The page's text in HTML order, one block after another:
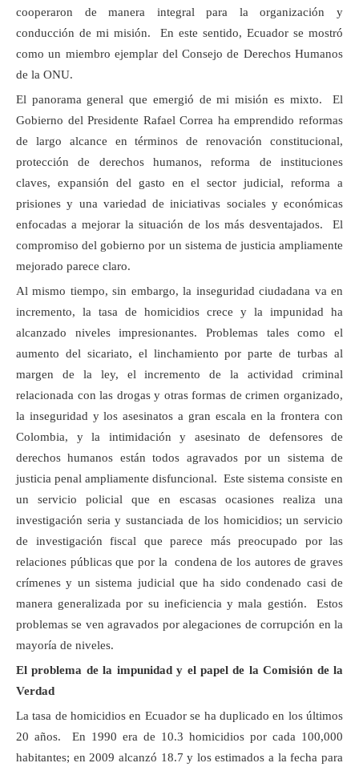
cooperaron de manera integral para la organización y
conducción de mi misión. En este sentido, Ecuador se mostró
como un miembro ejemplar del Consejo de Derechos Humanos
de la ONU.
El panorama general que emergió de mi misión es mixto. El
Gobierno del Presidente Rafael Correa ha emprendido reformas
de largo alcance en términos de renovación constitucional,
protección de derechos humanos, reforma de instituciones
claves, expansión del gasto en el sector judicial, reforma a
prisiones y una variedad de iniciativas sociales y económicas
enfocadas a mejorar la situación de los más desventajados. El
compromiso del gobierno por un sistema de justicia ampliamente
mejorado parece claro.
Al mismo tiempo, sin embargo, la inseguridad ciudadana va en
incremento, la tasa de homicidios crece y la impunidad ha
alcanzado niveles impresionantes. Problemas tales como el
aumento del sicariato, el linchamiento por parte de turbas al
margen de la ley, el incremento de la actividad criminal
relacionada con las drogas y otras formas de crimen organizado,
la inseguridad y los asesinatos a gran escala en la frontera con
Colombia, y la intimidación y asesinato de defensores de
derechos humanos están todos agravados por un sistema de
justicia penal ampliamente disfuncional. Este sistema consiste en
un servicio policial que en escasas ocasiones realiza una
investigación seria y sustanciada de los homicidios; un servicio
de investigación fiscal que parece más preocupado por las
relaciones públicas que por la condena de los autores de graves
crímenes y un sistema judicial que ha sido condenado casi de
manera generalizada por su ineficiencia y mala gestión. Estos
problemas se ven agravados por alegaciones de corrupción en la
mayoría de niveles.
El problema de la impunidad y el papel de la Comisión de la
Verdad
La tasa de homicidios en Ecuador se ha duplicado en los últimos
20 años. En 1990 era de 10.3 homicidios por cada 100,000
habitantes; en 2009 alcanzó 18.7 y los estimados a la fecha para